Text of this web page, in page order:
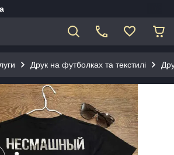
Друк на футболках та текстилі